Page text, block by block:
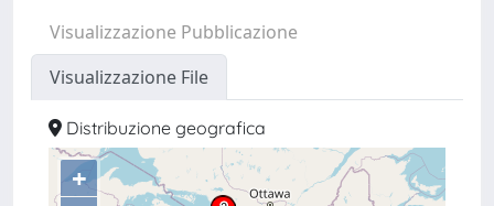
Visualizzazione Pubblicazione
Visualizzazione File
Distribuzione geografica
+